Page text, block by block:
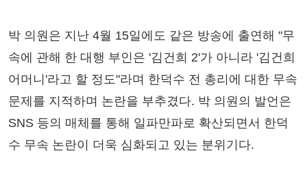
박 의원은 지난 4월 15일에도 같은 방송에 출연해 "무
속에 관해 한 대행 부인은 '김건희 2'가 아니라 '김건희
어머니'라고 할 정도"라며 한덕수 전 총리에 대한 무속
문제를 지적하며 논란을 부추겼다. 박 의원의 발언은
SNS 등의 매체를 통해 일파만파로 확산되면서 한덕
수 무속 논란이 더욱 심화되고 있는 분위기다.